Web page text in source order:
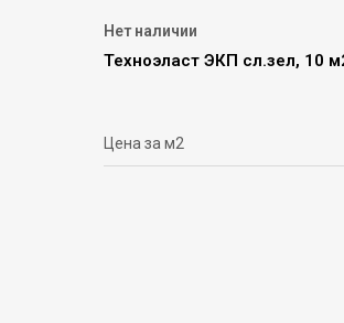
Нет наличии
Техноэласт ЭКП сл.зел, 10
Цена за м2